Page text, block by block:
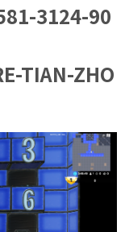
3124-90
TIAN-ZHO